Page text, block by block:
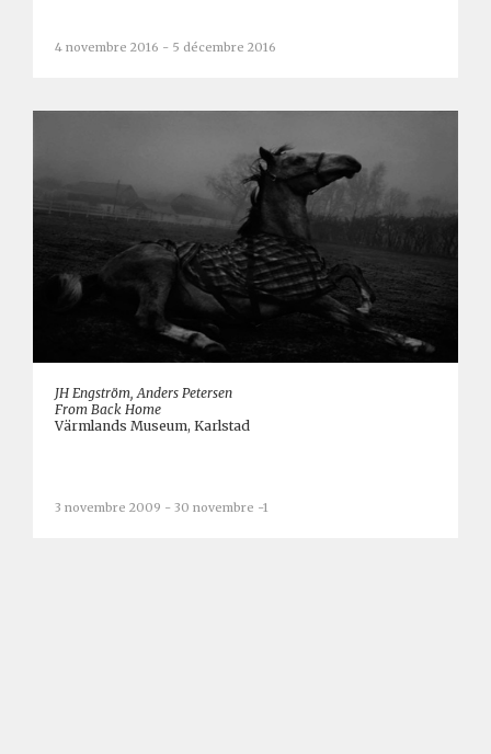
4 novembre 2016 - 5 décembre 2016
JH Engström, Anders Petersen
From Back Home
Värmlands Museum, Karlstad
3 novembre 2009 - 30 novembre -1